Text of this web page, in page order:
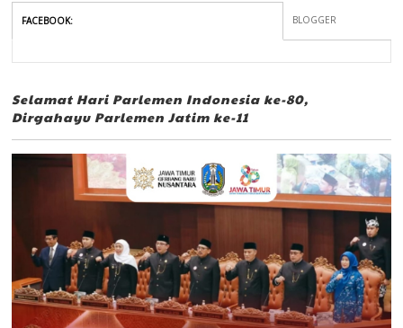
FACEBOOK: BLOGGER
Selamat Hari Parlemen Indonesia ke-80,
Dirgahayu Parlemen Jatim ke-11